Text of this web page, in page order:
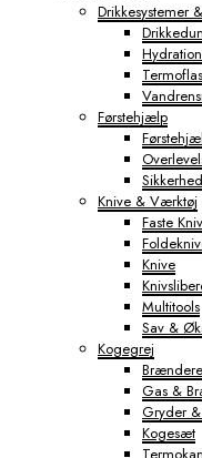
Drikkesystemer
Førstehjælp
Knive & Værktøj
Faste
Knive
Multitools
Sav &
Kogegrej
Brændere
Gas &
Gryder
Kogesæt